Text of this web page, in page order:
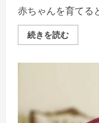
覧
く
だ
さ
い
赤ちゃんを育てる
続きを読む赤
ち
お
も